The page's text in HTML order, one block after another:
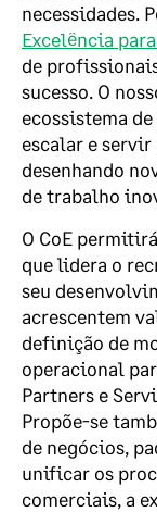
necessidades.
Excelência
de
sucesso. O
ecossistema
escalar e
desenhando
de trabalho
O CoE
que lidera o
seu
acrescentem
definição de
operacional
Partners e
Propõe-se
de negócios,
unificar os
comerciais, a